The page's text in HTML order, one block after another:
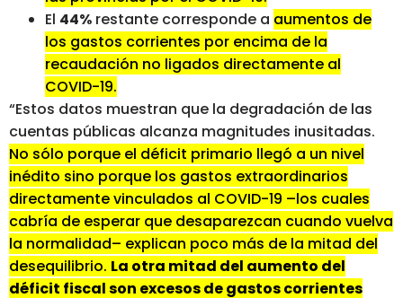
El 44% restante corresponde a aumentos de
los gastos corrientes por encima de la
recaudación no ligados directamente al
COVID-19.
“Estos datos muestran que la degradación de las
cuentas públicas alcanza magnitudes inusitadas.
No sólo porque el déficit primario llegó a un nivel
inédito sino porque los gastos extraordinarios
directamente vinculados al COVID-19 –los cuales
cabría de esperar que desaparezcan cuando vuelva
la normalidad– explican poco más de la mitad del
desequilibrio. La otra mitad del aumento del
déficit fiscal son excesos de gastos corrientes